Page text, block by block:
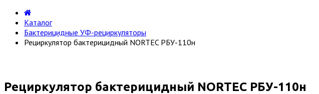
Каталог
Бактерицидные УФ-рециркуляторы
Рециркулятор бактерицидный NORTEC РБУ-110н
Рециркулятор бактерицидный NORTEC РБУ-110н